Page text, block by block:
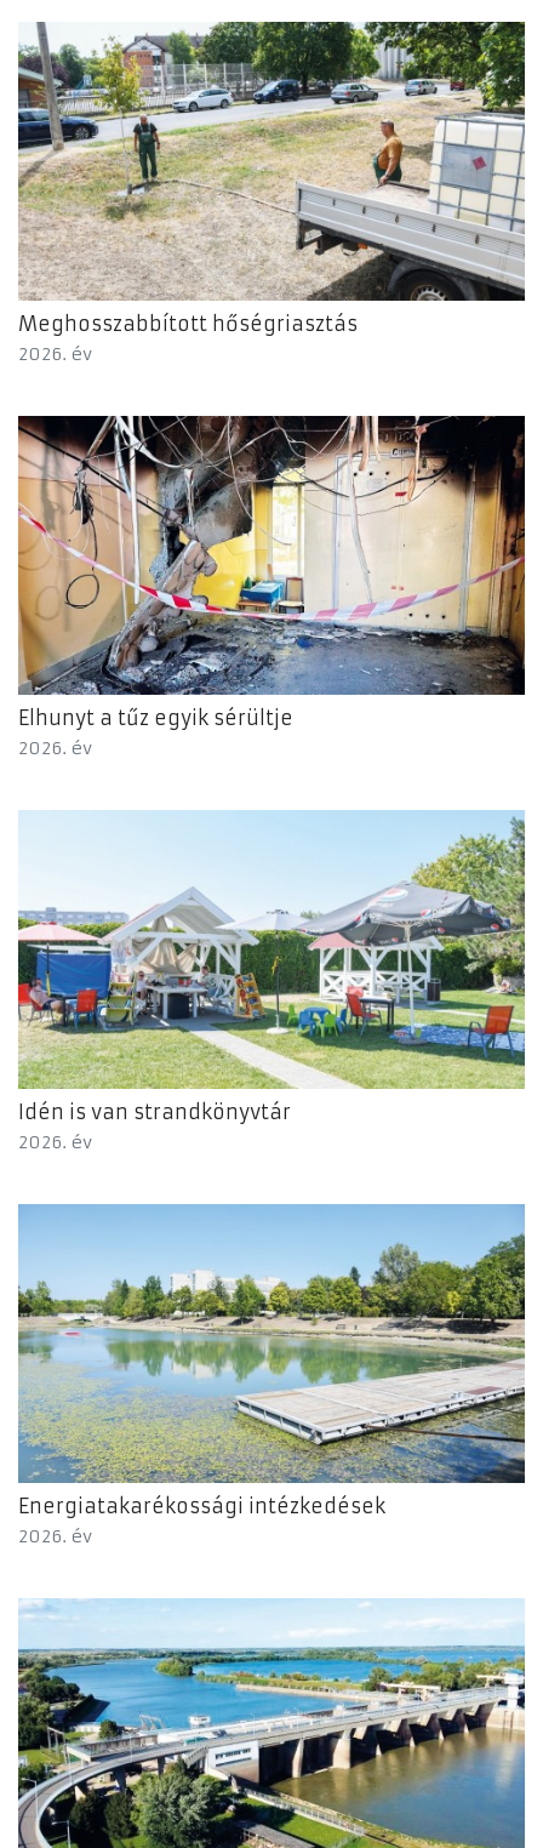
Meghosszabbított hőségriasztás
2026. év
Elhunyt a tűz egyik sérültje
2026. év
Idén is van strandkönyvtár
2026. év
Energiatakarékossági intézkedések
2026. év